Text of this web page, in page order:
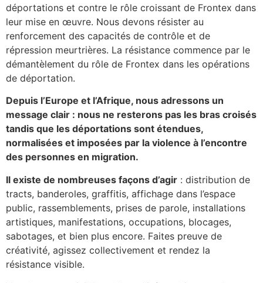
déportations et contre le rôle croissant de Frontex dans
leur mise en œuvre. Nous devons résister au
renforcement des capacités de contrôle et de
répression meurtrières. La résistance commence par le
démantèlement du rôle de Frontex dans les opérations
de déportation.
Depuis l’Europe et l’Afrique, nous adressons un
message clair : nous ne resterons pas les bras croisés
tandis que les déportations sont étendues,
normalisées et imposées par la violence à l’encontre
des personnes en migration.
Il existe de nombreuses façons d’agir : distribution de
tracts, banderoles, graffitis, affichage dans l’espace
public, rassemblements, prises de parole, installations
artistiques, manifestations, occupations, blocages,
sabotages, et bien plus encore. Faites preuve de
créativité, agissez collectivement et rendez la
résistance visible.